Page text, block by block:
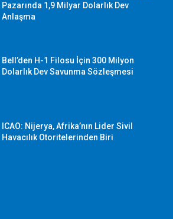
Pazarında 1,9 Milyar Dolarlık Dev
Anlaşma
Bell’den H-1 Filosu İçin 300 Milyon
Dolarlık Dev Savunma Sözleşmesi
ICAO: Nijerya, Afrika’nın Lider Sivil
Havacılık Otoritelerinden Biri